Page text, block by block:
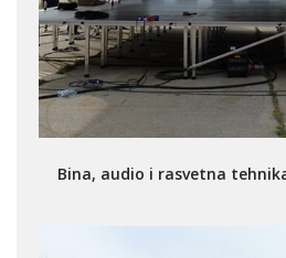
Bina, audio i rasvetna